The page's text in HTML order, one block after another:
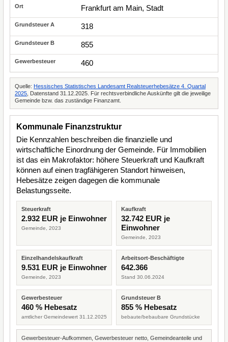
Frankfurt am Main, Stadt
318
855
460
Quelle: Hessisches Statistisches Landesamt Realsteuerhebesätze 4. Quartal
2025 , Datenstand 31.12.2025. Für rechtsverbindliche Auskünfte gilt die jeweilige
Gemeinde bzw. das zuständige Finanzamt.
Kommunale Finanzstruktur
Die Kennzahlen beschreiben die finanzielle und
wirtschaftliche Einordnung der Gemeinde. Für Immobilien
ist das ein Makrofaktor: höhere Steuerkraft und Kaufkraft
können auf einen tragfähigeren Standort hinweisen,
Hebesätze zeigen dagegen die kommunale
Belastungsseite.
Steuerkraft
2.932 EUR je Einwohner
Gemeinde, 2023
Kaufkraft
32.742 EUR je
Einwohner
Gemeinde, 2023
Einzelhandelskaufkraft
9.531 EUR je Einwohner
Gemeinde, 2023
Arbeitsort-Beschäftigte
642.366
Stand 30.06.2024
Gewerbesteuer
460 % Hebesatz
amtlicher Gemeindewert 31.12.2025
Grundsteuer B
855 % Hebesatz
bebaute/bebaubare Grundstücke
Gewerbesteuer-Aufkommen, Gewerbesteuer netto, Gemeindeanteile und